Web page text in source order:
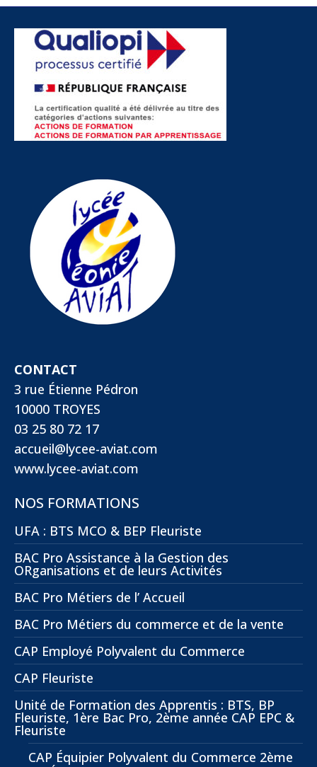
CONTACT
3 rue Étienne Pédron
10000 TROYES
03 25 80 72 17
accueil@lycee-aviat.com
www.lycee-aviat.com
NOS FORMATIONS
UFA : BTS MCO & BEP Fleuriste
BAC Pro Assistance à la Gestion des
ORganisations et de leurs Activités
BAC Pro Métiers de l’ Accueil
BAC Pro Métiers du commerce et de la vente
CAP Employé Polyvalent du Commerce
CAP Fleuriste
Unité de Formation des Apprentis : BTS, BP
Fleuriste, 1ère Bac Pro, 2ème année CAP EPC &
Fleuriste
CAP Équipier Polyvalent du Commerce 2ème